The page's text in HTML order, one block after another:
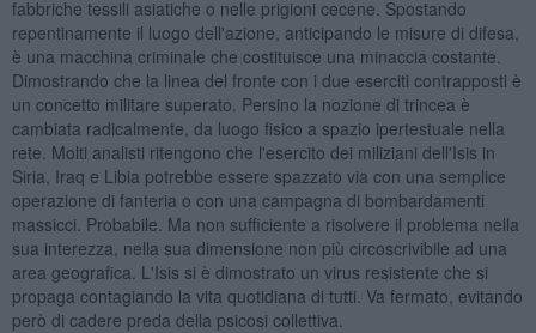
fabbriche tessili asiatiche o nelle prigioni cecene. Spostando
repentinamente il luogo dell'azione, anticipando le misure di difesa,
è una macchina criminale che costituisce una minaccia costante.
Dimostrando che la linea del fronte con i due eserciti contrapposti è
un concetto militare superato. Persino la nozione di trincea è
cambiata radicalmente, da luogo fisico a spazio ipertestuale nella
rete. Molti analisti ritengono che l'esercito dei miliziani dell'Isis in
Siria, Iraq e Libia potrebbe essere spazzato via con una semplice
operazione di fanteria o con una campagna di bombardamenti
massicci. Probabile. Ma non sufficiente a risolvere il problema nella
sua interezza, nella sua dimensione non più circoscrivibile ad una
area geografica. L'Isis si è dimostrato un virus resistente che si
propaga contagiando la vita quotidiana di tutti. Va fermato, evitando
però di cadere preda della psicosi collettiva.